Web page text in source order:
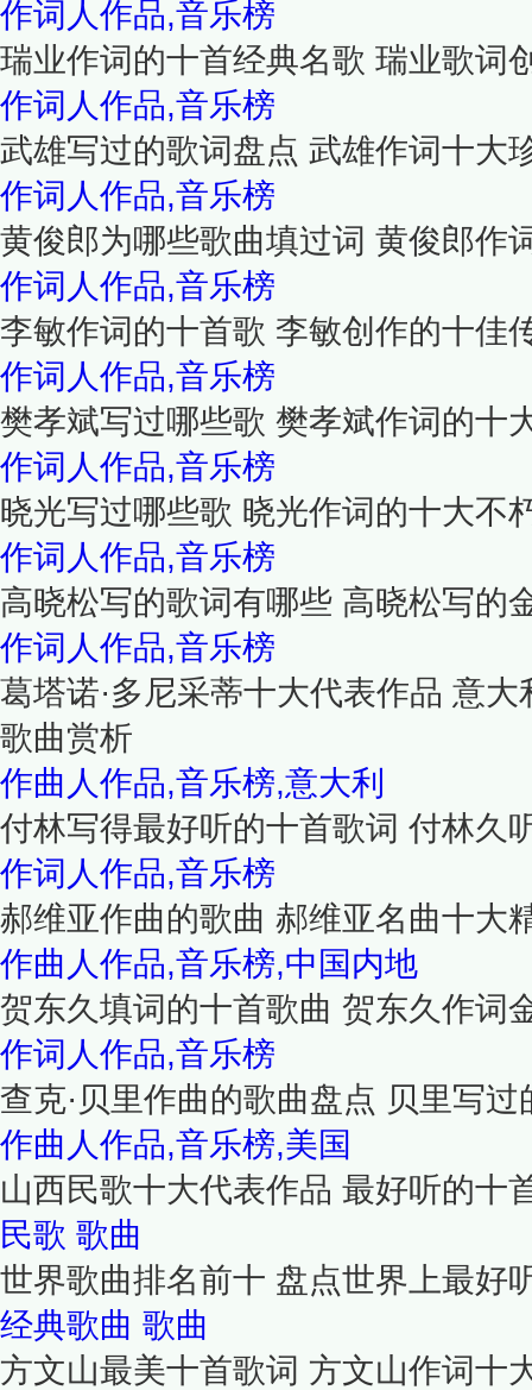
作词人作品,音乐榜
瑞业作词的十首经典名歌 瑞业歌词
作词人作品,音乐榜
武雄写过的歌词盘点 武雄作词十大
作词人作品,音乐榜
黄俊郎为哪些歌曲填过词 黄俊郎作
作词人作品,音乐榜
李敏作词的十首歌 李敏创作的十佳
作词人作品,音乐榜
樊孝斌写过哪些歌 樊孝斌作词的十
作词人作品,音乐榜
晓光写过哪些歌 晓光作词的十大不
作词人作品,音乐榜
高晓松写的歌词有哪些 高晓松写的
作词人作品,音乐榜
葛塔诺·多尼采蒂十大代表作品 意
歌曲赏析
作曲人作品,音乐榜,意大利
付林写得最好听的十首歌词 付林久
作词人作品,音乐榜
郝维亚作曲的歌曲 郝维亚名曲十大
作曲人作品,音乐榜,中国内地
贺东久填词的十首歌曲 贺东久作词
作词人作品,音乐榜
查克·贝里作曲的歌曲盘点 贝里写
作曲人作品,音乐榜,美国
山西民歌十大代表作品 最好听的十
民歌 歌曲
世界歌曲排名前十 盘点世界上最好
经典歌曲 歌曲
方文山最美十首歌词 方文山作词十